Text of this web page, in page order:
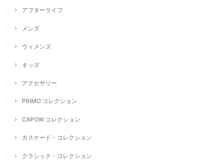
アフターライフ
メンズ
ウィメンズ
キッズ
アクセサリー
PRIMO コレクション
CAPOW コレクション
カスケード・コレクション
クラシック・コレクション